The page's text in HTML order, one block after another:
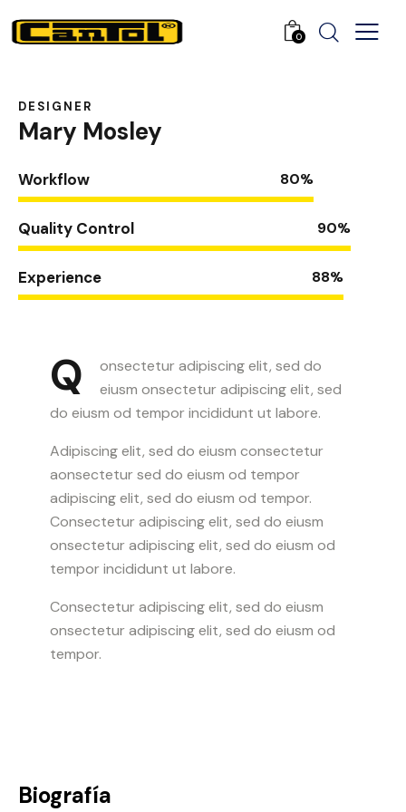
0
DESIGNER
Mary Mosley
Workflow 80%
Quality Control 90%
Experience 88%
Q
onsectetur adipiscing elit, sed do
eiusm onsectetur adipiscing elit, sed
do eiusm od tempor incididunt ut labore.
Adipiscing elit, sed do eiusm consectetur
aonsectetur sed do eiusm od tempor
adipiscing elit, sed do eiusm od tempor.
Consectetur adipiscing elit, sed do eiusm
onsectetur adipiscing elit, sed do eiusm od
tempor incididunt ut labore.
Consectetur adipiscing elit, sed do eiusm
onsectetur adipiscing elit, sed do eiusm od
tempor.
Biografía